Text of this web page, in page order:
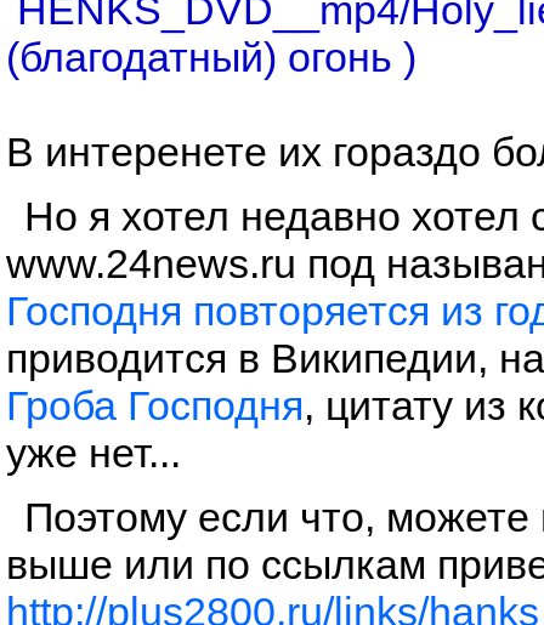
HENKS_DVD__mp4/
(благодатный) огонь )
В интеренете их гораздо
Но я хотел недавно хотел
www.24news.ru под
Господня повторяется из
приводится в Википедии,
Гроба Господня, цитату из
уже нет...
Поэтому если что, можете
выше или по ссылкам
http://plus2800.ru/links/